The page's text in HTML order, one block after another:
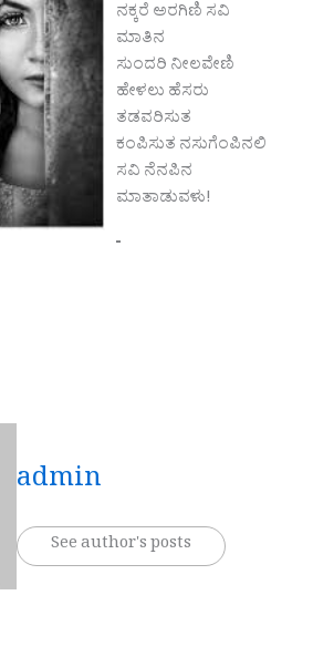
ನಕ್ಕರೆ ಅರಗಿಣಿ ಸವಿ
ಮಾತಿನ
ಸುಂದರಿ ನೀಲವೇಣಿ
ಹೇಳಲು ಹೆಸರು
ತಡವರಿಸುತ
ಕಂಪಿಸುತ ನಸುಗೆಂಪಿನಲಿ
ಸವಿ ನೆನಪಿನ
ಮಾತಾಡುವಳು!
admin
See author's posts